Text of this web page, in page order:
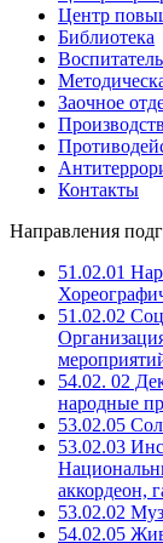
Центр
Библиотека
Заочное
Контакты
Направления
51.02.01
51.02.02
54.02. 02
народные
53.02.05
53.02.03
аккордеон,
53.02.02
54.02.05